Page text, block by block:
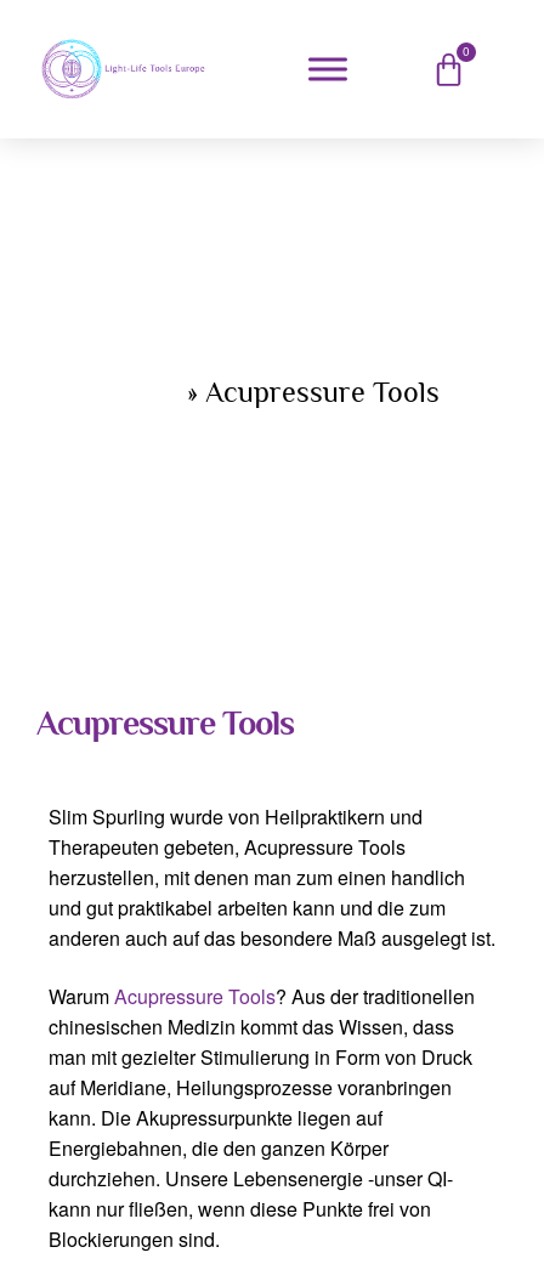
0
» Acupressure Tools
Acupressure Tools
Slim Spurling wurde von Heilpraktikern und
Therapeuten gebeten, Acupressure Tools
herzustellen, mit denen man zum einen handlich
und gut praktikabel arbeiten kann und die zum
anderen auch auf das besondere Maß ausgelegt ist.
WarumAcupressure Tools? Aus der traditionellen
chinesischen Medizin kommt das Wissen, dass
man mit gezielter Stimulierung in Form von Druck
auf Meridiane, Heilungsprozesse voranbringen
kann. Die Akupressurpunkte liegen auf
Energiebahnen, die den ganzen Körper
durchziehen. Unsere Lebensenergie -unser QI-
kann nur fließen, wenn diese Punkte frei von
Blockierungen sind.